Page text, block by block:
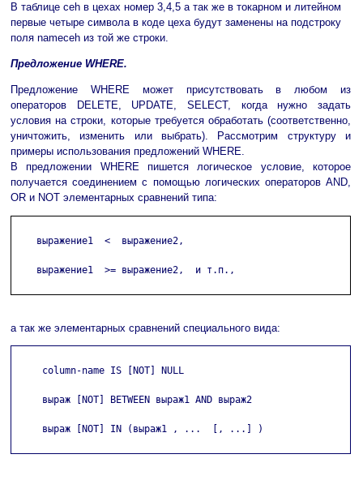
В таблице ceh в цехах номер 3,4,5 а так же в токарном и литейном
первые четыре символа в коде цеха будут заменены на подстроку
поля nameceh из той же строки.
Предложение WHERE.
Предложение WHERE может присутствовать в любом из
операторов DELETE, UPDATE, SELECT, когда нужно задать
условия на строки, которые требуется обработать (соответственно,
уничтожить, изменить или выбрать). Рассмотрим структуру и
примеры использования предложений WHERE.
В предложении WHERE пишется логическое условие, которое
получается соединением с помощью логических операторов AND,
OR и NOT элементарных сравнений типа:
    выражение1  <  выражение2,
    выражение1  >= выражение2,  и т.п.,
а так же элементарных сравнений специального вида:
     column-name IS [NOT] NULL
     выраж [NOT] BETWEEN выраж1 AND выраж2
     выраж [NOT] IN (выраж1 , ...  [, ...] )